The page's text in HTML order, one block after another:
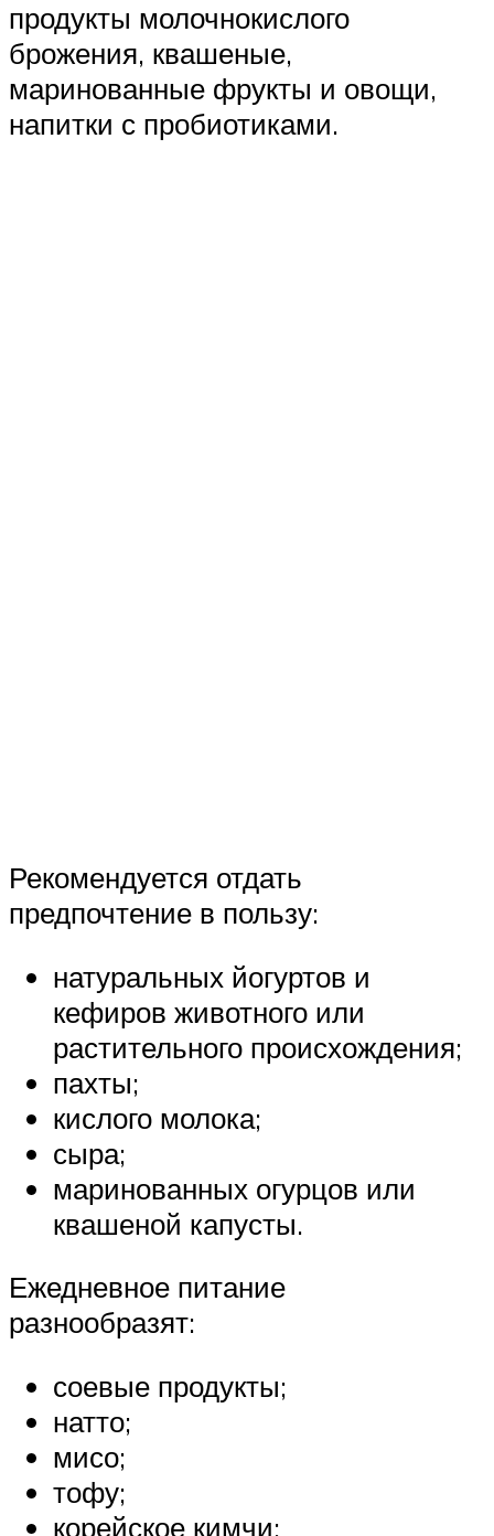
продукты молочнокислого
брожения, квашеные,
маринованные фрукты и овощи,
напитки с пробиотиками.
Рекомендуется отдать
предпочтение в пользу:
натуральных йогуртов и
кефиров животного или
растительного происхождения;
пахты;
кислого молока;
сыра;
маринованных огурцов или
квашеной капусты.
Ежедневное питание
разнообразят:
соевые продукты;
натто;
мисо;
тофу;
корейское кимчи;